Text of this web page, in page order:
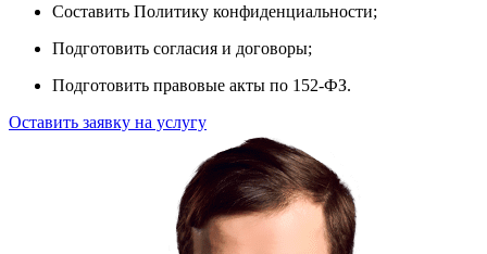
Составить Политику конфиденциальности;
Подготовить согласия и договоры;
Подготовить правовые акты по 152-ФЗ.
Оставить заявку на услугу